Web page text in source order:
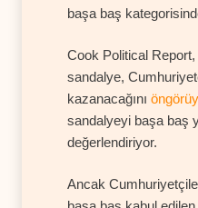
başa baş
Cook Political
sandalye,
kazanacağını
sandalyeyi başa baş
değerlendiriyor.
Ancak